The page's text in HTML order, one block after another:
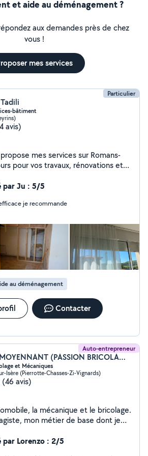
et aide au déménagement ?
aux demandes près de chez
vous !
mes services
Particulier
bâtiment
avis)
pour vos travaux, rénovations et
de bricolage Jardinage /
l'expérience dans plusieurs
et des travaux manuels.
de 16h en semaine, ainsi que les
à me contacter
discuter de votre besoin. Merci à
par Ju : 5/5
je recommande
au déménagement
Contacter
Auto-entrepreneur
Thierry MOYENNANT (PASSION BRICOLAGE 6926)
et Mécaniques
Isère (Pierrotte-Chasses-Zi-Vignards)
(46 avis)
la mécanique et le bricolage.
mon métier de base dont je
machines motorisées.
je suis en mesure d'effectuer de
par Lorenzo : 2/5